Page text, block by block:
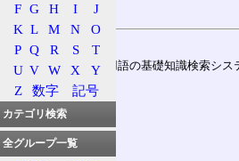
通信用語の基礎知識検索シス
F G H I
J
K L M N
O
P Q R S
T
U V W X
Y
Z
数字 記号
カテゴリ検索
全グループ一覧